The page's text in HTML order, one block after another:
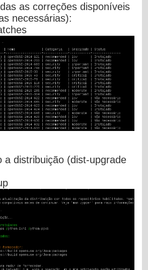
as correções disponíveis
necessárias):
a distribuição (dist-upgrade